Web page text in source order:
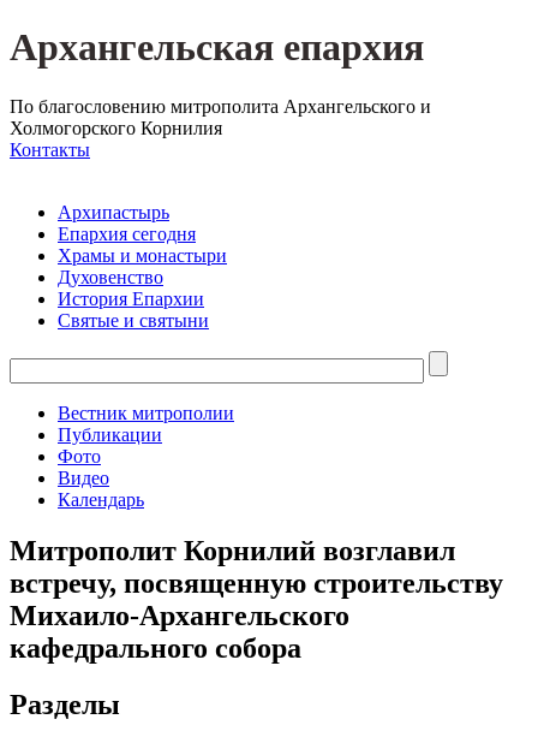
Архангельская епархия
По благословению митрополита Архангельского и
Холмогорского Корнилия
Контакты
Архипастырь
Епархия сегодня
Храмы и монастыри
Духовенство
История Епархии
Святые и святыни
Вестник митрополии
Публикации
Фото
Видео
Календарь
Митрополит Корнилий возглавил
встречу, посвященную строительству
Михаило-Архангельского
кафедрального собора
Разделы